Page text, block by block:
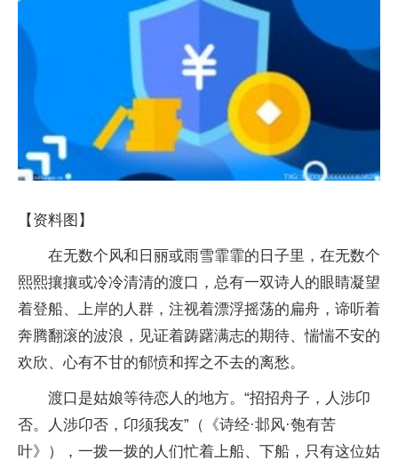
【资料图】
在无数个风和日丽或雨雪霏霏的日子里，在无数个
熙熙攘攘或冷冷清清的渡口，总有一双诗人的眼睛凝望
着登船、上岸的人群，注视着漂浮摇荡的扁舟，谛听着
奔腾翻滚的波浪，见证着踌躇满志的期待、惴惴不安的
欢欣、心有不甘的郁愤和挥之不去的离愁。
渡口是姑娘等待恋人的地方。“招招舟子，人涉卬
否。人涉卬否，卬须我友”（《诗经·邶风·匏有苦
叶》），一拨一拨的人们忙着上船、下船，只有这位姑